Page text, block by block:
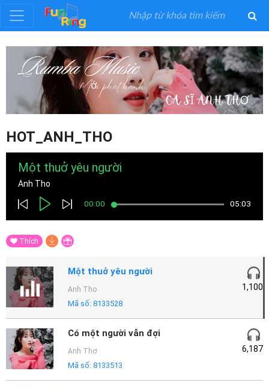
Đăng
Đăng
nhập
Loại
Nghệ
Sĩ
Mại
Hướng
Dẫn
Funring
Doanh
Nghiệp
HOT_ANH_THO
Một thuở yêu người
Anh Tho
00:00 05:03
Thích
Một thuở yêu người
Anh Tho
Mã số: 8133528
1,100
Có một người vẫn đợi
Anh Thơ
Mã số: 8133513
6,187